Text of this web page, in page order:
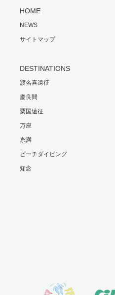
HOME
NEWS
サイトマップ
DESTINATIONS
渡名喜遠征
慶良間
粟国遠征
万座
糸満
ビーチダイビング
知念